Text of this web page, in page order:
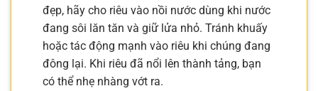
đẹp, hãy cho riêu vào nồi nước dùng khi nước
đang sôi lăn tăn và giữ lửa nhỏ. Tránh khuấy
hoặc tác động mạnh vào riêu khi chúng đang
đông lại. Khi riêu đã nổi lên thành tảng, bạn
có thể nhẹ nhàng vớt ra.